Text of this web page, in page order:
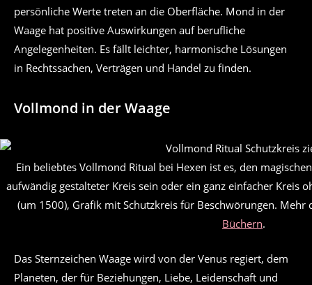
persönliche Werte treten an die Oberfläche. Mond in der
Waage hat positive Auswirkungen auf berufliche
Angelegenheiten. Es fällt leichter, harmonische Lösungen
in Rechtssachen, Verträgen und Handel zu finden.
Vollmond in der Waage
Ein beliebtes Vollmond Ritual bei Hexen ist es, den
aufwändig gestalteter Kreis sein oder ein ganz einfacher Kreis
(um 1500), Grafik mit Schutzkreis für Beschwörungen. Mehr
Büchern.
Das Sternzeichen Waage wird von der Venus regiert, dem
Planeten, der für Beziehungen, Liebe, Leidenschaft und